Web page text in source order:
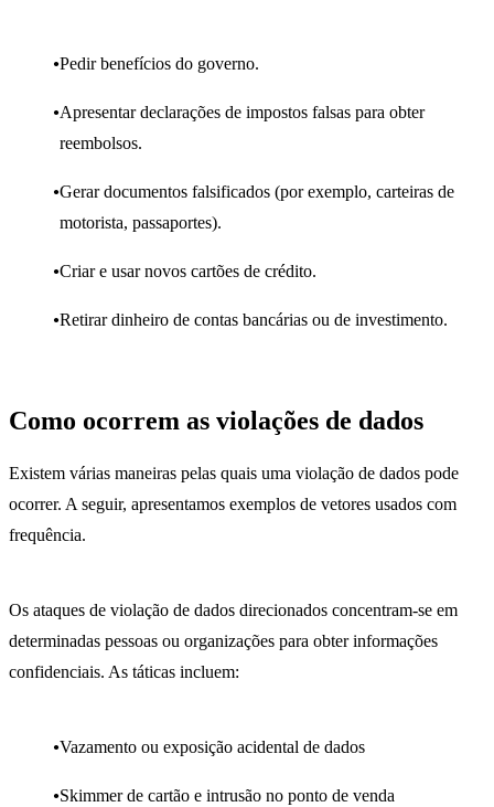
Pedir benefícios do governo.
Apresentar declarações de impostos falsas para obter
reembolsos.
Gerar documentos falsificados (por exemplo, carteiras de
motorista, passaportes).
Criar e usar novos cartões de crédito.
Retirar dinheiro de contas bancárias ou de investimento.
Como ocorrem as violações de dados
Existem várias maneiras pelas quais uma violação de dados pode
ocorrer. A seguir, apresentamos exemplos de vetores usados com
frequência.
Os ataques de violação de dados direcionados concentram-se em
determinadas pessoas ou organizações para obter informações
confidenciais. As táticas incluem:
Vazamento ou exposição acidental de dados
Skimmer de cartão e intrusão no ponto de venda